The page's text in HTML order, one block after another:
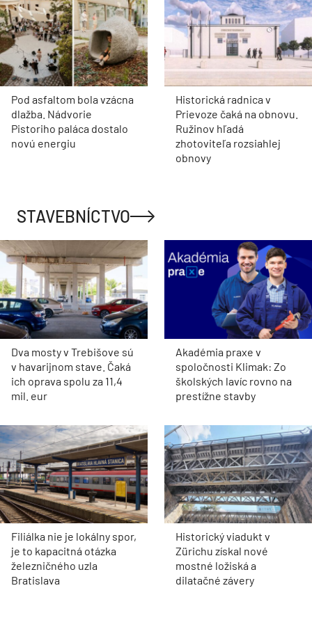
Pod asfaltom bola vzácna
dlažba. Nádvorie
Pistoriho paláca dostalo
novú energiu
Historická radnica v
Prievoze čaká na obnovu.
Ružinov hľadá
zhotoviteľa rozsiahlej
obnovy
STAVEBNÍCTVO
Dva mosty v Trebišove sú
v havarijnom stave. Čaká
ich oprava spolu za 11,4
mil. eur
Akadémia praxe v
spoločnosti Klimak: Zo
školských lavíc rovno na
prestížne stavby
Filiálka nie je lokálny spor,
je to kapacitná otázka
železničného uzla
Bratislava
Historický viadukt v
Zürichu získal nové
mostné ložiská a
dilatačné závery